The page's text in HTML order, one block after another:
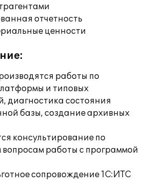
отчетность
ценности
работы по
и типовых
диагностика состояния
базы, создание архивных
консультирование по
вопросам работы с программой
сопровождение 1С:ИТС